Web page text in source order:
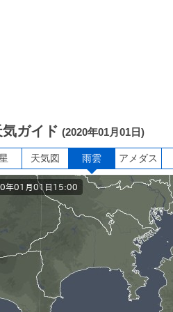
ガイド (2020年01月01日)
天気図 雨雲 アメダス